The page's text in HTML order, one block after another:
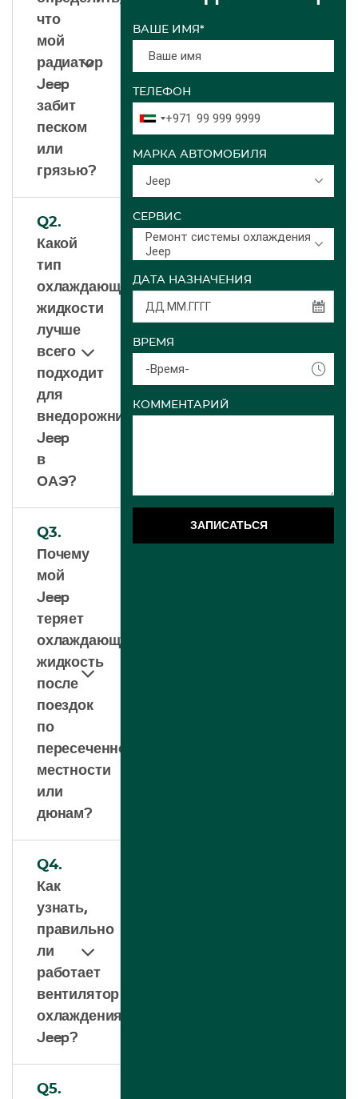
что
мой
радиатор
Jeep
забит
песком
или
грязью?
Q2.
Какой
тип
охлаждающей
жидкости
лучше
всего
подходит
для
внедорожников
Jeep
в
ОАЭ?
Q3.
Почему
мой
Jeep
теряет
охлаждающую
жидкость
после
поездок
по
пересеченной
местности
или
дюнам?
Q4.
Как
узнать,
правильно
ли
работает
вентилятор
охлаждения
Jeep?
Q5.
ВАШЕ ИМЯ*
ТЕЛЕФОН
+971
МАРКА АВТОМОБИЛЯ
Jeep
СЕРВИС
Ремонт системы охлаждения
Jeep
ДАТА НАЗНАЧЕНИЯ
ВРЕМЯ
-Время-
КОММЕНТАРИЙ
ЗАПИСАТЬСЯ